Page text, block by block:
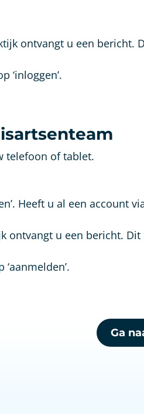
ontvangt u een bericht.
‘inloggen’.
telefoon of tablet.
Heeft u al een account
ontvangt u een bericht. Dit
Ga